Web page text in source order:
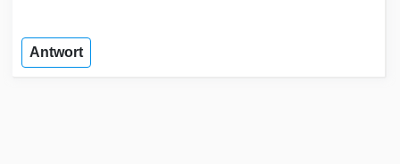
Antwort